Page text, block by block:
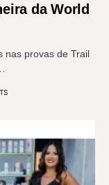
da World
nas provas de Trail